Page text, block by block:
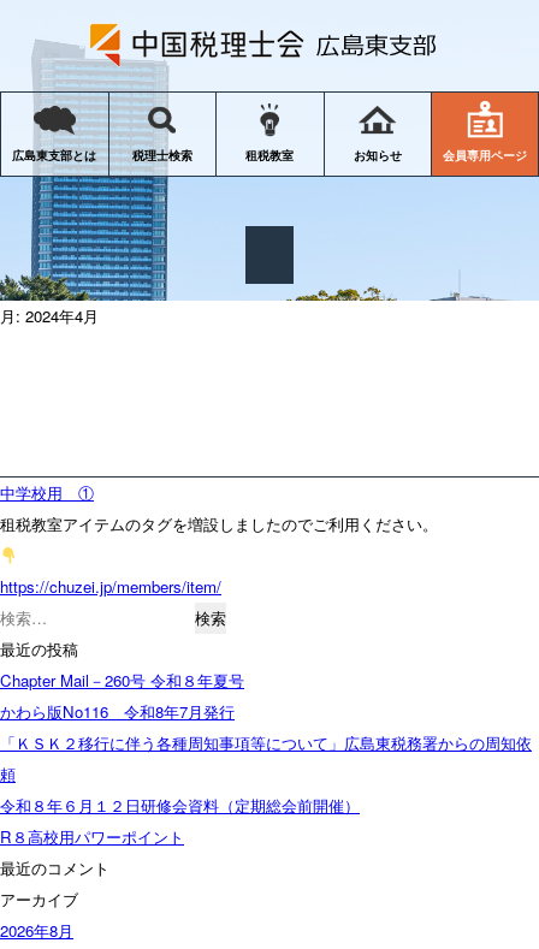
広島東支部とは 税理士検索 租税教室 お知らせ 会員専用ページ
月: 2024年4月
中学校用 ①
租税教室アイテムのタグを増設しましたのでご利用ください。
https://chuzei.jp/members/item/
検
索:
最近の投稿
Chapter Mail－260号 令和８年夏号
かわら版No116 令和8年7月発行
「ＫＳＫ２移行に伴う各種周知事項等について」広島東税務署からの周知依
頼
令和８年６月１２日研修会資料（定期総会前開催）
R８高校用パワーポイント
最近のコメント
アーカイブ
2026年8月